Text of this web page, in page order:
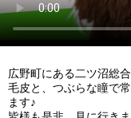
広野町にある二ツ沼総
毛皮と、つぶらな瞳で
ます♪